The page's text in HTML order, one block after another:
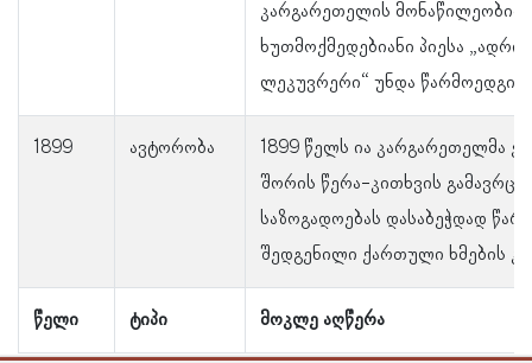
წელი ტიპი მოკლე აღწერა
კარგარეთელის მონაწილეობით
ხუთმოქმედებიანი პიესა
ლეკუვრერი“ უნდა
1899 ავტორობა
1899 წელს ია კარგარეთელმა
შორის წერა-კითხვის
საზოგადოებას დასაბეჭდად
შედგენილი ქართული ხმების